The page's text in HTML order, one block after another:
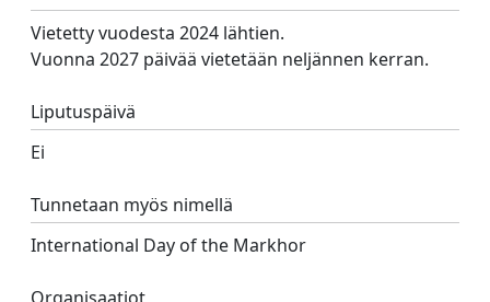
Vietetty vuodesta 2024 lähtien.
Vuonna 2027 päivää vietetään neljännen kerran.
Liputuspäivä
Ei
Tunnetaan myös nimellä
International Day of the Markhor